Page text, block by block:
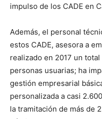
impulso de los CADE en
Además, el personal
estos CADE, asesora a
realizado en 2017 un
personas usuarias; ha
gestión empresarial
personalizada a casi
la tramitación de más de